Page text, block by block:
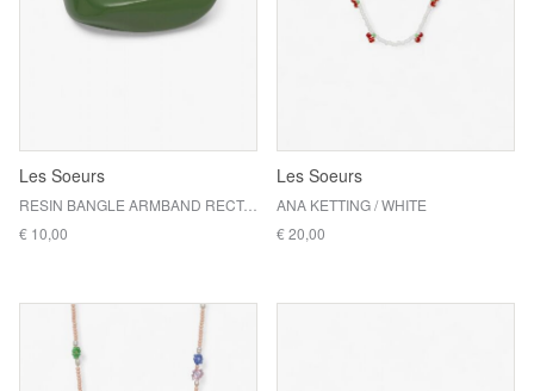
Les Soeurs
RESIN BANGLE ARMBAND RECTANGLE / GREEN
€ 10,00
Les Soeurs
ANA KETTING / WHITE
€ 20,00